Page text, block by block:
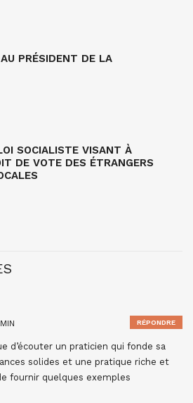
PRÉSIDENT DE LA
SOCIALISTE VISANT À
DE VOTE DES ÉTRANGERS
d’écouter un praticien qui fonde sa
solides et une pratique riche et
fournir quelques exemples
RÉPONDRE